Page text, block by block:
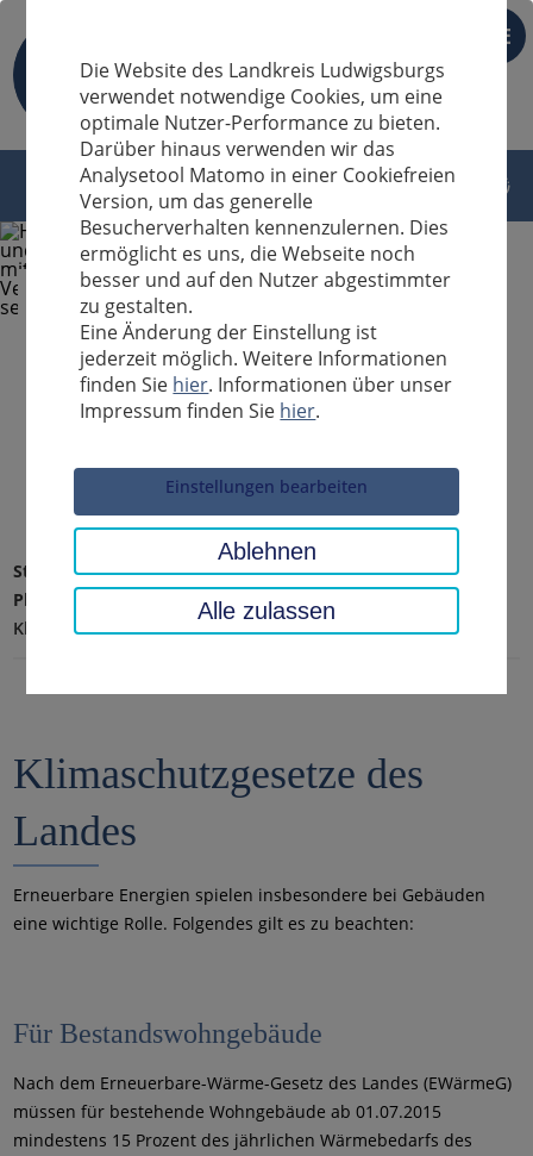
DE
Sucheingabe
Startseite
Umwelt, Technik, Klimaschutz
Planen, Bauen & Wohnen
Klimaschutzgesetze des Landes
Klimaschutzgesetze des
Landes
Erneuerbare Energien spielen insbesondere bei Gebäuden
eine wichtige Rolle. Folgendes gilt es zu beachten:
Für Bestandswohngebäude
Nach dem Erneuerbare-Wärme-Gesetz des Landes (EWärmeG)
müssen für bestehende Wohngebäude ab 01.07.2015
mindestens 15 Prozent des jährlichen Wärmebedarfs des
Die Website des Landkreis Ludwigsburgs
verwendet notwendige Cookies, um eine
optimale Nutzer-Performance zu bieten.
Darüber hinaus verwenden wir das
Analysetool Matomo in einer Cookiefreien
Version, um das generelle
Besucherverhalten kennenzulernen. Dies
ermöglicht es uns, die Webseite noch
besser und auf den Nutzer abgestimmter
zu gestalten.
Eine Änderung der Einstellung ist
jederzeit möglich. Weitere Informationen
finden Sie hier. Informationen über unser
Impressum finden Sie hier.
Einstellungen bearbeiten
Ablehnen
Alle zulassen